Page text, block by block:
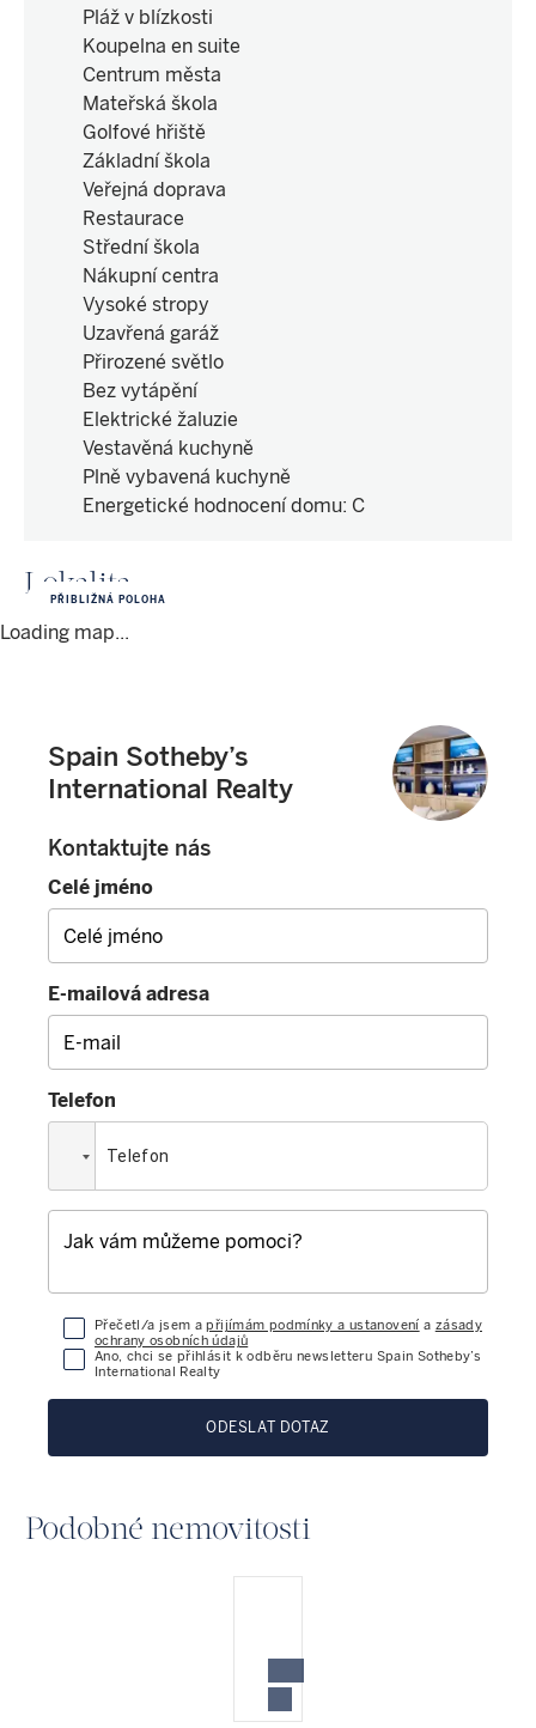
Pláž v blízkosti
Koupelna en suite
Centrum města
Mateřská škola
Golfové hřiště
Základní škola
Veřejná doprava
Restaurace
Střední škola
Nákupní centra
Vysoké stropy
Uzavřená garáž
Přirozené světlo
Bez vytápění
Elektrické žaluzie
Vestavěná kuchyně
Plně vybavená kuchyně
Energetické hodnocení domu: C
Lokalita
Loading map...
PŘIBLIŽNÁ POLOHA
Spain Sotheby’s
International Realty
Kontaktujte nás
Celé jméno
E-mailová adresa
Telefon
Přečetl/a jsem apřijímám podmínky a ustanovení a zásady
ochrany osobních údajů
Ano, chci se přihlásit k odběru newsletteru Spain Sotheby’s
International Realty
ODESLAT DOTAZ
Podobné nemovitosti